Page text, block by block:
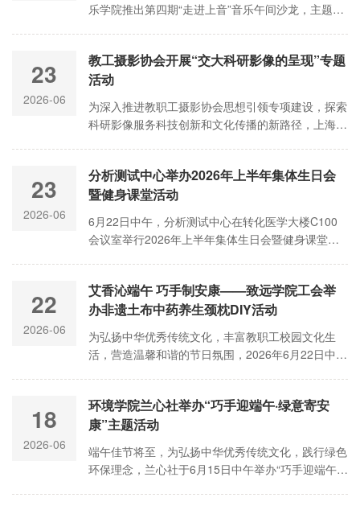
乐学院推出第四期“走进上音”音乐午间沙龙，主题
23
2026-06
教工摄影协会开展“交大科研影像的呈现”专题
活动
为深入推进教职工摄影协会思想引领专项建设，探索
科研影像服务科技创新和文化传播的新路径，上海交
23
2026-06
分析测试中心举办2026年上半年集体生日会
暨健身课堂活动
6月22日中午，分析测试中心在转化医学大楼C100
会议室举行2026年上半年集体生日会暨健身课堂活
凉，转化医学研究院工会主席朱顺英出席活动，与百
余名教职工欢聚一堂，共庆生辰、共话温情。
22
2026-06
艾香沁端午 巧手制安康——致远学院工会举
办非遗土布中药养生颈枕DIY活动
为弘扬中华优秀传统文化，丰富教职工校园文化生
活，营造温馨和谐的节日氛围，2026年6月22日中
院二十余位教职工积极参与，大家齐聚一堂，在轻松
闲适的氛围中开启传统手作之旅。
18
2026-06
环境学院兰心社举办“巧手迎端午·绿意寄安
康”主题活动
端午佳节将至，为弘扬中华优秀传统文化，践行绿色
环保理念，兰心社于6月15日中午举办“巧手迎端午·